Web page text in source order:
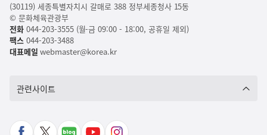
(30119) 세종특별자치시 갈매로 388 정부세종청사 15동
© 문화체육관광부
전화044-203-3555 (월-금 09:00 - 18:00, 공휴일 제외)
팩스044-203-3488
대표메일 webmaster@korea.kr
관련사이트